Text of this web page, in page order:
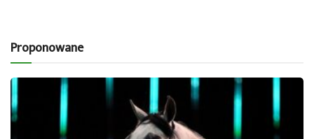
Proponowane